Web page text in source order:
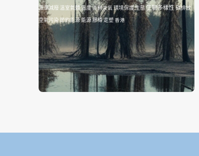
源頭減廢溫室氣體溫度炎熱天氣 環境保護生態生物多樣性碳排放
空氣污染節約能源能源膠樽走塑 香港